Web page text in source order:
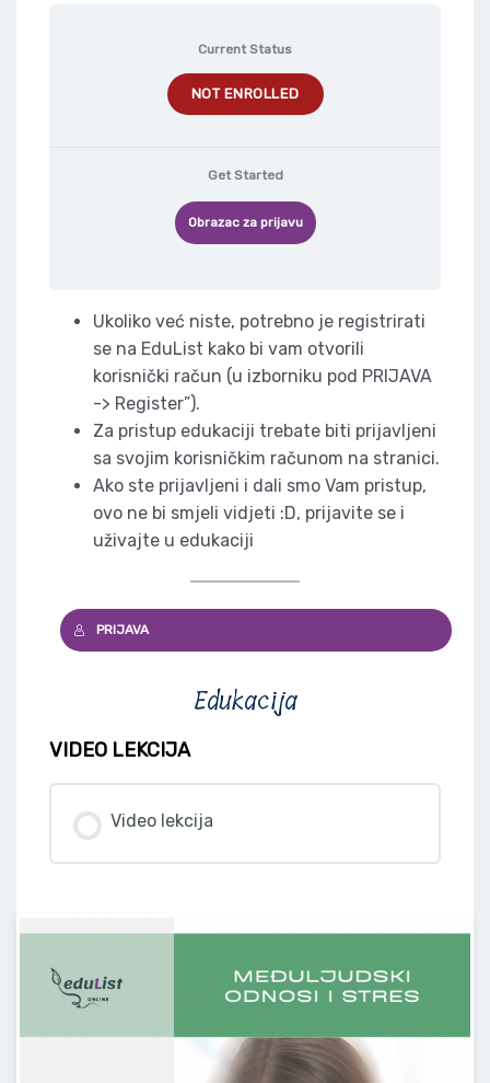
Current Status
NOT ENROLLED
Get Started
Obrazac za prijavu
Ukoliko već niste, potrebno je registrirati
se na EduList kako bi vam otvorili
korisnički račun (u izborniku pod PRIJAVA
-> Register”).
Za pristup edukaciji trebate biti prijavljeni
sa svojim korisničkim računom na stranici.
Ako ste prijavljeni i dali smo Vam pristup,
ovo ne bi smjeli vidjeti :D, prijavite se i
uživajte u edukaciji
PRIJAVA
Edukacija
VIDEO LEKCIJA
Video lekcija